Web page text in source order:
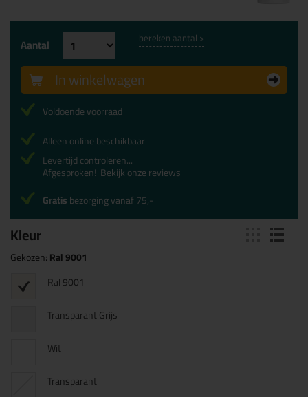
Kleur
Gekozen:Ral 9001
Ral 9001
Transparant Grijs
Wit
Transparant
Aantal bereken aantal >
In winkelwagen
Voldoende voorraad
Alleen online beschikbaar
Levertijd controleren...
Afgesproken! Bekijk onze reviews
Gratisbezorging vanaf 75,-